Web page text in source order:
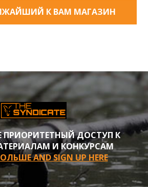
К ВАМ МАГАЗИН
ДОСТУП К
И КОНКУРСАМ
AND SIGN UP HERE